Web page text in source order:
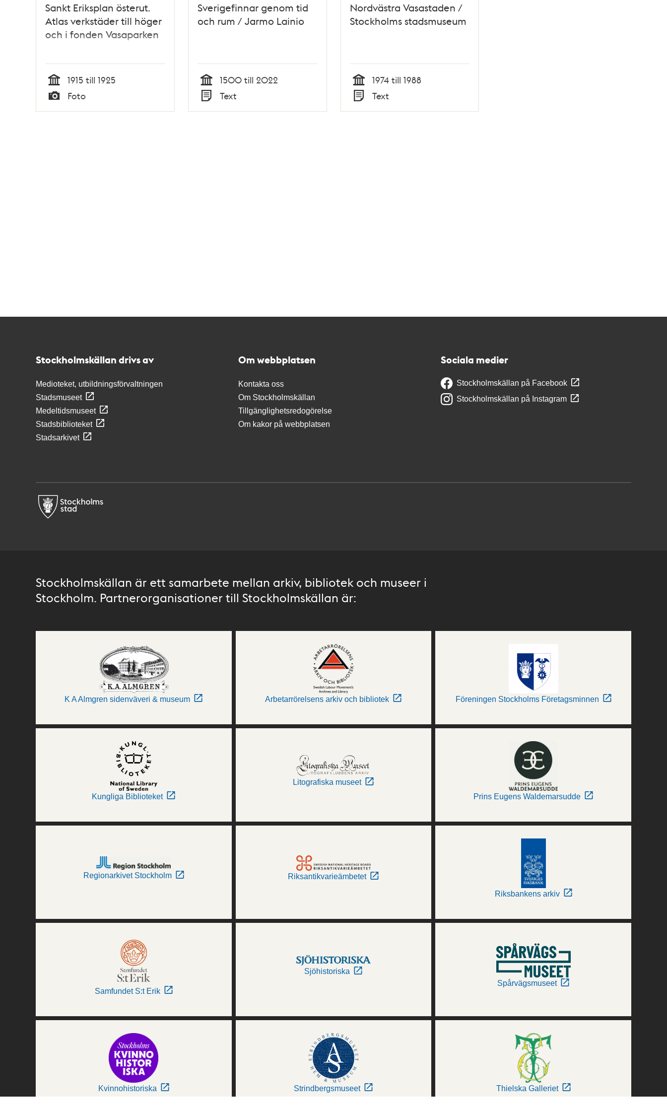
Sankt Eriksplan österut.
Atlas verkstäder till höger
och i fonden Vasaparken
Tid
1915 till 1925
Typ
Foto
Sverigefinnar genom tid
och rum / Jarmo Lainio
Tid
1500 till 2022
Typ
Text
Nordvästra Vasastaden /
Stockholms stadsmuseum
Tid
1974 till 1988
Typ
Text
Stockholmskällan drivs av
Medioteket, utbildningsförvaltningen
Stadsmuseet
Medeltidsmuseet
Stadsbiblioteket
Stadsarkivet
Om webbplatsen
Kontakta oss
Om Stockholmskällan
Tillgänglighetsredogörelse
Om kakor på webbplatsen
Sociala medier
Stockholmskällan på Facebook
Stockholmskällan på Instagram
Stockholmskällan är ett samarbete mellan arkiv, bibliotek och museer i
Stockholm. Partnerorganisationer till Stockholmskällan är:
K A Almgren sidenväveri & museum Arbetarrörelsens arkiv och bibliotek Föreningen Stockholms Företagsminnen
Kungliga Biblioteket
Litografiska museet
Prins Eugens Waldemarsudde
Regionarkivet Stockholm Riksantikvarieämbetet
Riksbankens arkiv
Samfundet S:t Erik
Sjöhistoriska
Spårvägsmuseet
Kvinnohistoriska Strindbergsmuseet Thielska Galleriet